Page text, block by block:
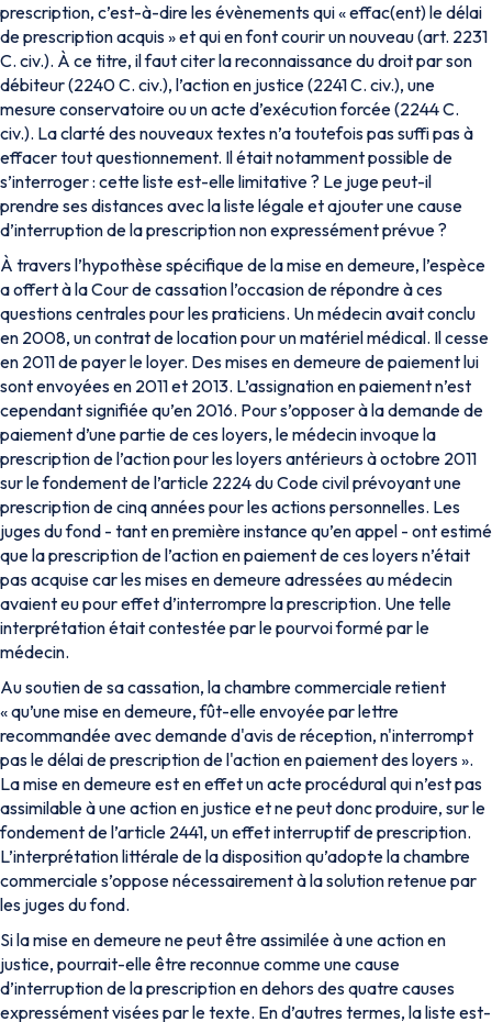
prescription, c’est-à-dire les évènements qui « effac(ent) le délai
de prescription acquis » et qui en font courir un nouveau (art. 2231
C. civ.). À ce titre, il faut citer la reconnaissance du droit par son
débiteur (2240 C. civ.), l’action en justice (2241 C. civ.), une
mesure conservatoire ou un acte d’exécution forcée (2244 C.
civ.). La clarté des nouveaux textes n’a toutefois pas suffi pas à
effacer tout questionnement. Il était notamment possible de
s’interroger : cette liste est-elle limitative ? Le juge peut-il
prendre ses distances avec la liste légale et ajouter une cause
d’interruption de la prescription non expressément prévue ?
À travers l’hypothèse spécifique de la mise en demeure, l’espèce
a offert à la Cour de cassation l’occasion de répondre à ces
questions centrales pour les praticiens. Un médecin avait conclu
en 2008, un contrat de location pour un matériel médical. Il cesse
en 2011 de payer le loyer. Des mises en demeure de paiement lui
sont envoyées en 2011 et 2013. L’assignation en paiement n’est
cependant signifiée qu’en 2016. Pour s’opposer à la demande de
paiement d’une partie de ces loyers, le médecin invoque la
prescription de l’action pour les loyers antérieurs à octobre 2011
sur le fondement de l’article 2224 du Code civil prévoyant une
prescription de cinq années pour les actions personnelles. Les
juges du fond - tant en première instance qu’en appel - ont estimé
que la prescription de l’action en paiement de ces loyers n’était
pas acquise car les mises en demeure adressées au médecin
avaient eu pour effet d’interrompre la prescription. Une telle
interprétation était contestée par le pourvoi formé par le
médecin.
Au soutien de sa cassation, la chambre commerciale retient
«qu’une mise en demeure, fût-elle envoyée par lettre
recommandée avec demande d'avis de réception, n'interrompt
pas le délai de prescription de l'action en paiement des loyers».
La mise en demeure est en effet un acte procédural qui n’est pas
assimilable à une action en justice et ne peut donc produire, sur le
fondement de l’article 2441, un effet interruptif de prescription.
L’interprétation littérale de la disposition qu’adopte la chambre
commerciale s’oppose nécessairement à la solution retenue par
les juges du fond.
Si la mise en demeure ne peut être assimilée à une action en
justice, pourrait-elle être reconnue comme une cause
d’interruption de la prescription en dehors des quatre causes
expressément visées par le texte. En d’autres termes, la liste est-